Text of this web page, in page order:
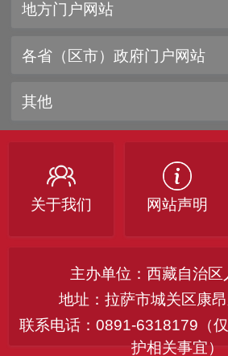
地方门户网站
各省（区市）政府门户网站
其他
关于我们 网站声明
主办单位：西藏自治区
地址：拉萨市城关区康
联系电话：0891-6318179（
护相关事宜）